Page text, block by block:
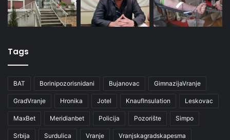
Tags
BAT Borinipozorisnidani Bujanovac GimnazijaVranje
GradVranje Hronika Jotel KnaufInsulation Leskovac
MaxBet Meridianbet Policija Pozorište Simpo
Srbija Surdulica Vranje Vranjskagradskapesma